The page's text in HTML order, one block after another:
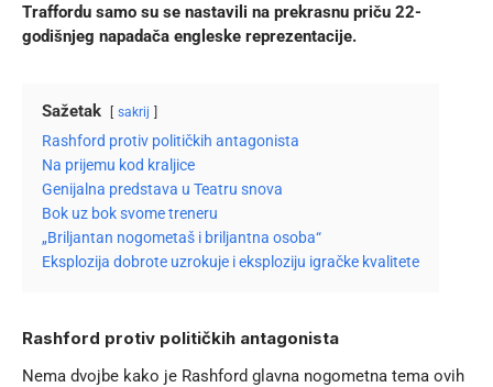
Traffordu samo su se nastavili na prekrasnu priču 22-
godišnjeg napadača engleske reprezentacije.
Sažetak sakrij
Rashford protiv političkih antagonista
Na prijemu kod kraljice
Genijalna predstava u Teatru snova
Bok uz bok svome treneru
„Briljantan nogometaš i briljantna osoba“
Eksplozija dobrote uzrokuje i eksploziju igračke kvalitete
Rashford protiv političkih antagonista
Nema dvojbe kako je Rashford glavna nogometna tema ovih